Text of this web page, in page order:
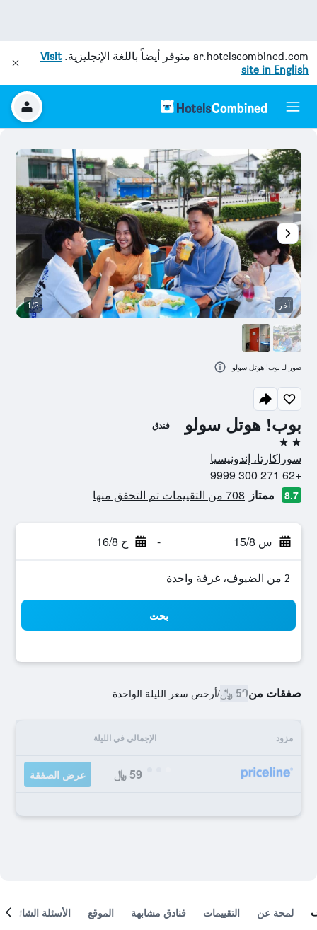
ar.hotelscombined.com متوفر أيضاً باللغة الإنجليزية.Visit
site in English
بوب! هوتل سولو فندق
2 نجمتين
سوراكارتا، إندونيسيا
+62 271 300 9999
8.7 ممتاز 708 من التقييمات تم التحقق منها
س 15/8 - ح 16/8
2 من الضيوف، غرفة واحدة
بحث
صفقات من59 ﷼ /أرخص سعر الليلة الواحدة
مزود الإجمالي في الليلة
59 ﷼ عرض الصفقة
آخر 1/2
صور لـ بوب! هوتل سولو
لمحة عن التقييمات فنادق مشابهة الموقع الأسئلة الشائعة